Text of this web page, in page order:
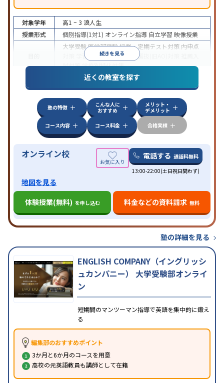
続きを見る
対象学年 高1 ~ 3 浪人生
授業形式
個別指導(1対1) オンライン指導 自立学習 映像授業
大学受験医学部受験授業・定期テスト対策 内申点
学習習慣の定着 総合型選抜(旧AO)対策
試対策学校別特化対策
特徴
中高一貫校生に対応授業の振替可能
学習にPC・タブレットを利用オンライン対応1
科目から受講可能
近くの教室を探す
塾の特徴
こんな人に
おすすめ
メリット・
デメリット
コース内容
コース料金 合格実績
オンライン校 電話する 通話料無料
13:00-22:00(土日祝日問わず)
地図を見る
体験授業(無料) を申し込む 料金などの資料請求 無料
塾の詳細を見る
ENGLISH COMPANY（イングリッシ
ュカンパニー） 大学受験部オンライ
ン
短期間のマンツーマン指導で英語を集中的に鍛え
る
編集部のおすすめポイント
3か月と6か月のコースを用意
高校の元英語教員も講師として在籍